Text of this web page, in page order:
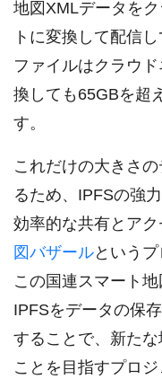
地図XMLデータを
トに変換して配信
ファイルはクラウ
換しても65GBを超
す。
これだけの大きさ
るため、IPFSの強
効率的な共有とア
図バザールという
この国連スマート
IPFSをデータの保
することで、新た
ことを目指すプロジ